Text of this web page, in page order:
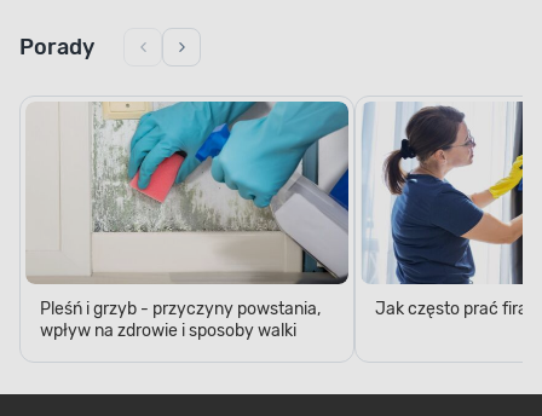
Porady
Pleśń i grzyb - przyczyny powstania,
wpływ na zdrowie i sposoby walki
Jak często prać